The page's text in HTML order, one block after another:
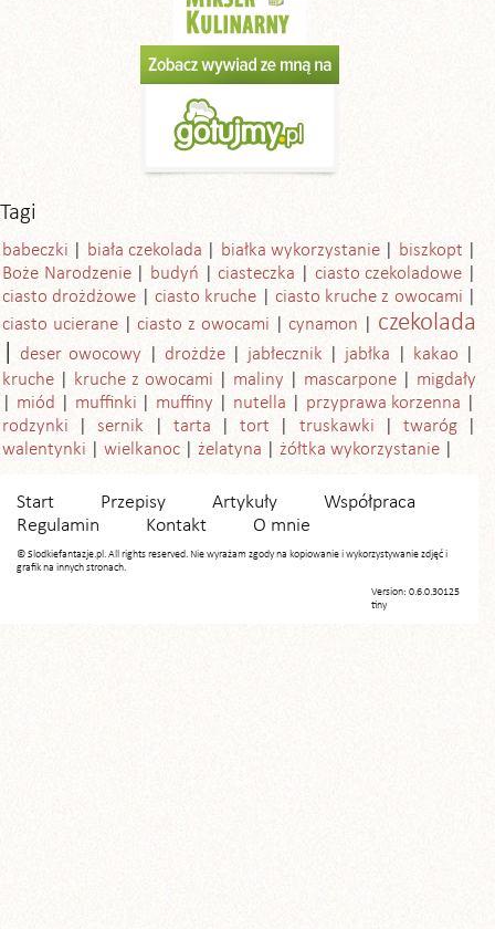
Tagi
babeczki biała czekolada białka wykorzystanie
biszkopt
Boże Narodzenie
budyń ciasteczka
ciasto czekoladowe
ciasto drożdżowe
ciasto kruche
ciasto kruche z owocami
ciasto ucierane
ciasto z owocami cynamon czekolada
deser owocowy drożdże jabłecznik jabłka
kakao
kruche
kruche z owocami maliny mascarpone
migdały
miód
muffinki muffiny nutella
przyprawa korzenna
rodzynki
sernik tarta tort truskawki
twaróg
walentynki
wielkanoc żelatyna żółtka wykorzystanie
Start Przepisy Artykuły
Współpraca
Regulamin
Kontakt O mnie
© Slodkiefantazje.pl. All rights reserved. Nie wyrażam zgody na kopiowanie i wykorzystywanie zdjęć i
grafik na innych stronach.
Version: 0.6.0.30125
tiny